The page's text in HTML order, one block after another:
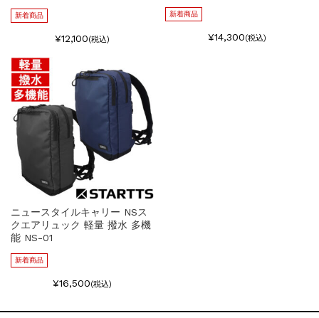
新着商品
¥12,100(税込)
新着商品
¥14,300(税込)
ニュースタイルキャリー NSス
クエアリュック 軽量 撥水 多機
能 NS-01
新着商品
¥16,500(税込)